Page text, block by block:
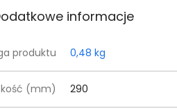
informacje
produktu 0,48 kg
(mm) 290